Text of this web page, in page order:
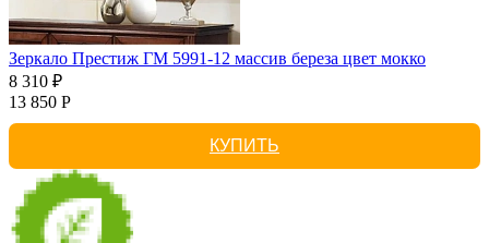
Зеркало Престиж ГМ 5991-12 массив береза цвет мокко
8 310 ₽
13 850 Р
КУПИТЬ